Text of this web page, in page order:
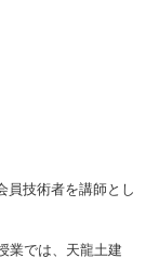
員技術者を講師とし
業では、天龍土建